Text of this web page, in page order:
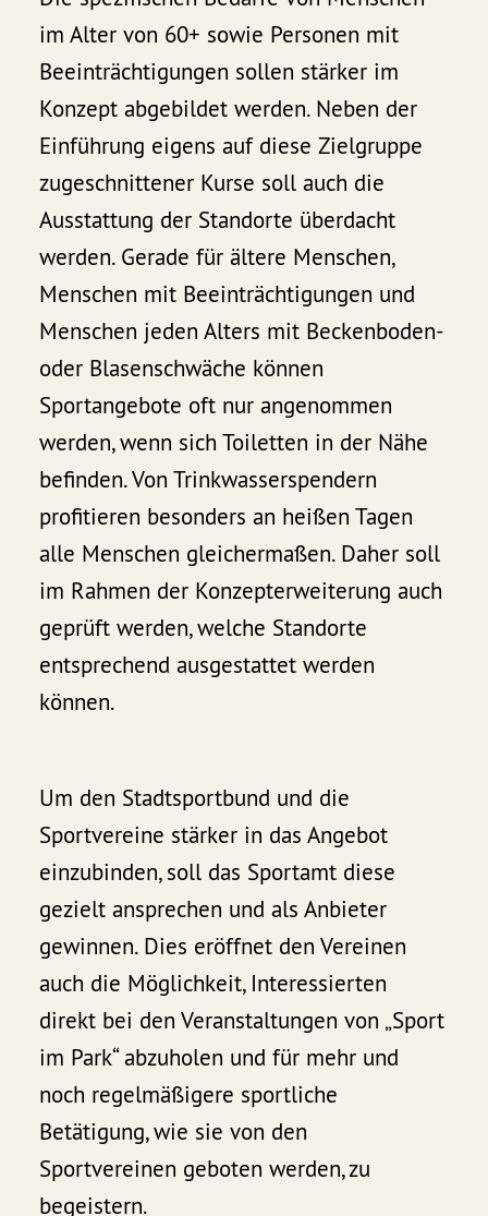
im Alter von 60+ sowie Personen mit
Beeinträchtigungen sollen stärker im
Konzept abgebildet werden. Neben der
Einführung eigens auf diese Zielgruppe
zugeschnittener Kurse soll auch die
Ausstattung der Standorte überdacht
werden. Gerade für ältere Menschen,
Menschen mit Beeinträchtigungen und
Menschen jeden Alters mit Beckenboden-
oder Blasenschwäche können
Sportangebote oft nur angenommen
werden, wenn sich Toiletten in der Nähe
befinden. Von Trinkwasserspendern
profitieren besonders an heißen Tagen
alle Menschen gleichermaßen. Daher soll
im Rahmen der Konzepterweiterung auch
geprüft werden, welche Standorte
entsprechend ausgestattet werden
können.
Um den Stadtsportbund und die
Sportvereine stärker in das Angebot
einzubinden, soll das Sportamt diese
gezielt ansprechen und als Anbieter
gewinnen. Dies eröffnet den Vereinen
auch die Möglichkeit, Interessierten
direkt bei den Veranstaltungen von „Sport
im Park“ abzuholen und für mehr und
noch regelmäßigere sportliche
Betätigung, wie sie von den
Sportvereinen geboten werden, zu
begeistern.